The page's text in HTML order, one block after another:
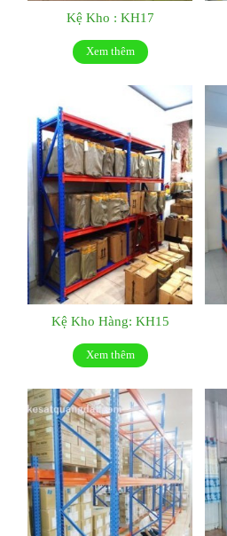
Kệ Kho : KH17
Xem thêm
Kệ Kho Hàng: KH15
Xem thêm